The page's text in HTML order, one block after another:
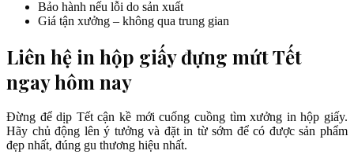
Bảo hành nếu lỗi do sản xuất
Giá tận xưởng – không qua trung gian
Liên hệ in hộp giấy đựng mứt Tết
ngay hôm nay
Đừng để dịp Tết cận kề mới cuống cuồng tìm xưởng in hộp giấy.
Hãy chủ động lên ý tưởng và đặt in từ sớm để có được sản phẩm
đẹp nhất, đúng gu thương hiệu nhất.